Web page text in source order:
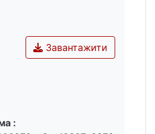
Завантажити
: